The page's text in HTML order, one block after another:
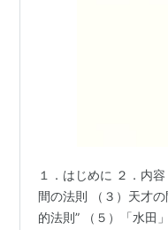
１．はじめに ２．内
間の法則 （３）天才
的法則” （５）「水田